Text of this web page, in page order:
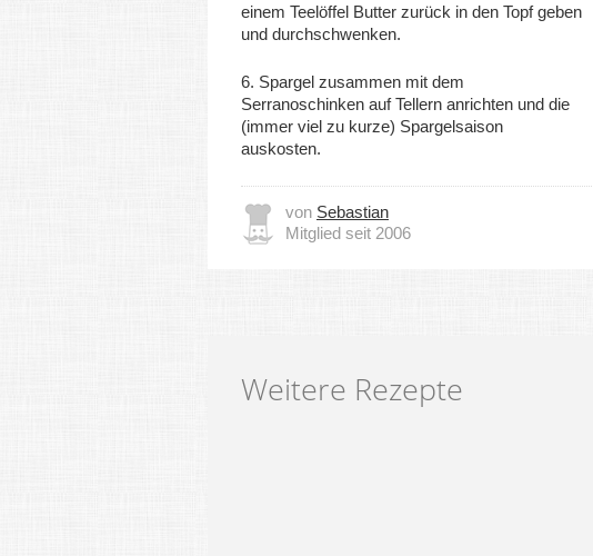
einem Teelöffel Butter zurück in den Topf geben
und durchschwenken.
6. Spargel zusammen mit dem
Serranoschinken auf Tellern anrichten und die
(immer viel zu kurze) Spargelsaison
auskosten.
von Sebastian
Mitglied seit 2006
Weitere Rezepte